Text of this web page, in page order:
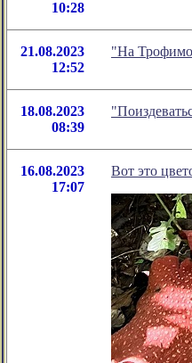
10:28
21.08.2023
12:52
"На
18.08.2023
08:39
16.08.2023
17:07
Вот это